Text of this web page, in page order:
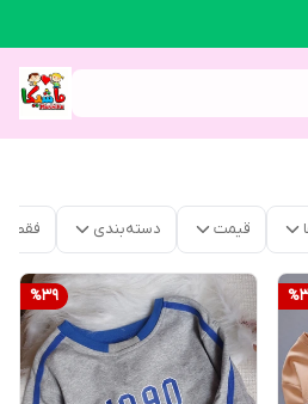
قیمت دسته‌بندی فقط
%
%39